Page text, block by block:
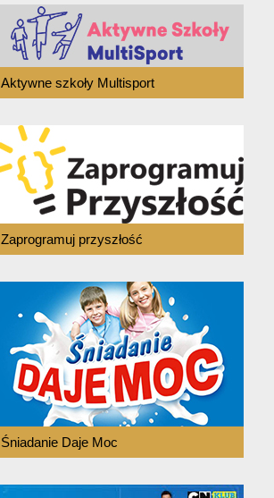
Aktywne szkoły Multisport
Zaprogramuj przyszłość
Śniadanie Daje Moc